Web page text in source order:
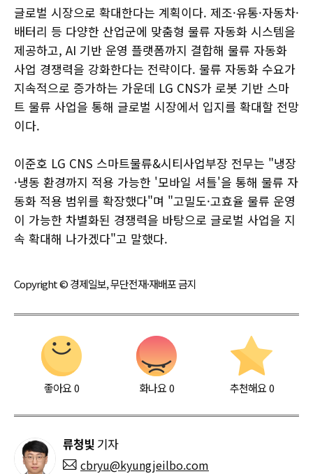
글로벌 시장으로 확대한다는 계획이다. 제조·유통·자동차·
배터리 등 다양한 산업군에 맞춤형 물류 자동화 시스템을
제공하고, AI 기반 운영 플랫폼까지 결합해 물류 자동화
사업 경쟁력을 강화한다는 전략이다. 물류 자동화 수요가
지속적으로 증가하는 가운데 LG CNS가 로봇 기반 스마
트 물류 사업을 통해 글로벌 시장에서 입지를 확대할 전망
이다.
이준호 LG CNS 스마트물류&시티사업부장 전무는 "냉장
·냉동 환경까지 적용 가능한 '모바일 셔틀'을 통해 물류 자
동화 적용 범위를 확장했다"며 "고밀도·고효율 물류 운영
이 가능한 차별화된 경쟁력을 바탕으로 글로벌 사업을 지
속 확대해 나가겠다"고 말했다.
Copyright © 경제일보, 무단전재·재배포 금지
좋아요0 화나요0 추천해요 0
류청빛 기자
cbryu@kyungjeilbo.com